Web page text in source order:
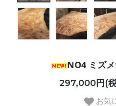
NO4 ミズ
297,000円(
お気